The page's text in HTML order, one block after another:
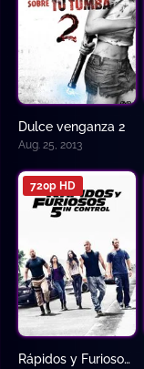
5.7
Dulce venganza 2
Aug. 25, 2013
7.3
720p HD
Rápidos y Furiosos 5: 5in Control